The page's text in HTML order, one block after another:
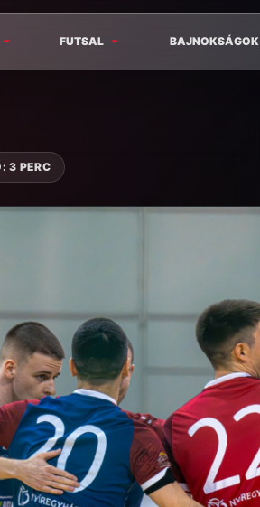
FUTSAL BAJNOKSÁGOK
3 PERC